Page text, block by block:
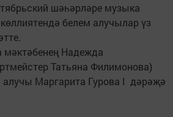
шәһәрләре музыка
белем алучылар үз
Надежда
Татьяна Филимонова)
Маргарита Гурова I дәрәҗә